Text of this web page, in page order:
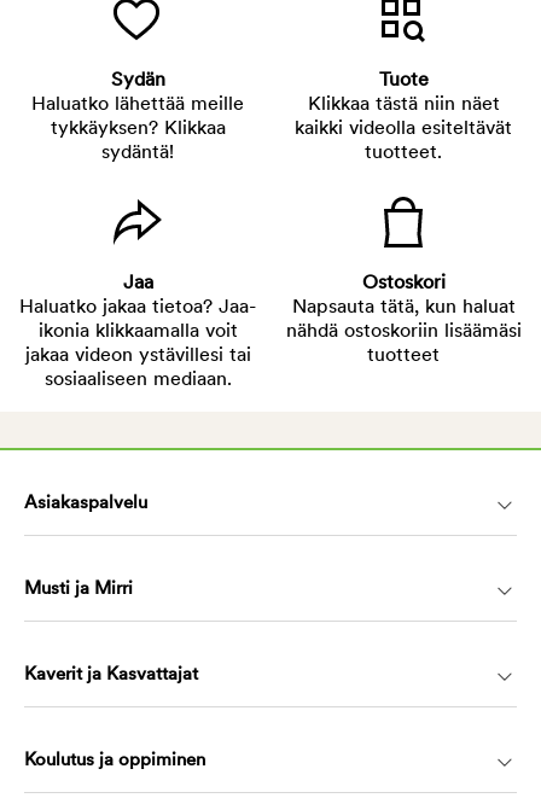
Sydän
Haluatko lähettää meille
tykkäyksen? Klikkaa
sydäntä!
Tuote
Klikkaa tästä niin näet
kaikki videolla esiteltävät
tuotteet.
Jaa
Haluatko jakaa tietoa? Jaa-
ikonia klikkaamalla voit
jakaa videon ystävillesi tai
sosiaaliseen mediaan.
Ostoskori
Napsauta tätä, kun haluat
nähdä ostoskoriin lisäämäsi
tuotteet
Asiakaspalvelu
Musti ja Mirri
Kaverit ja Kasvattajat
Koulutus ja oppiminen